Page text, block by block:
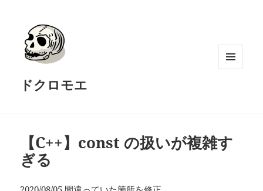
ドクロモエ
【C++】const の扱いが複雑す
ぎる